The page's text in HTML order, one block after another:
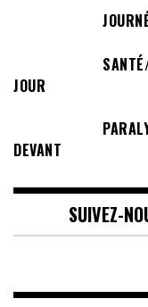
JOUR
DEVANT
SUIVEZ-